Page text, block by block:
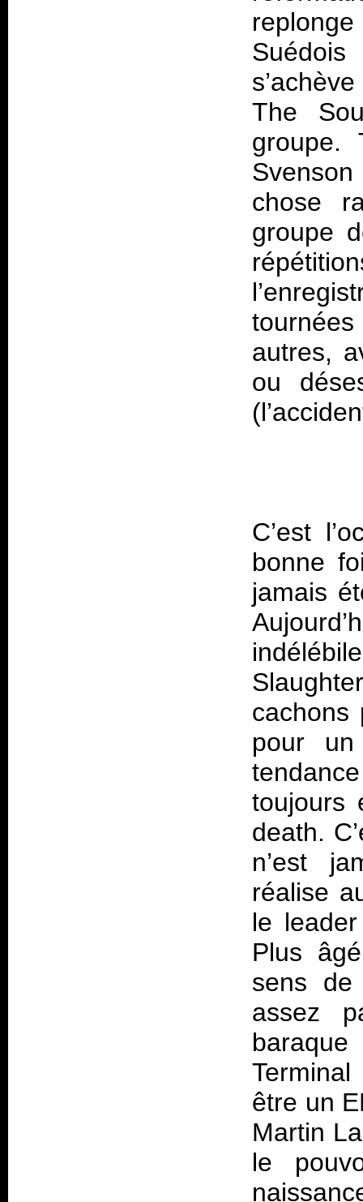
The
groupe.
chose
groupe
autres,
ou
C’est
bonne
jamais
cachons
pour
toujours
death.
n’est
réalise
le
Plus
sens de
assez
être un
Martin
le